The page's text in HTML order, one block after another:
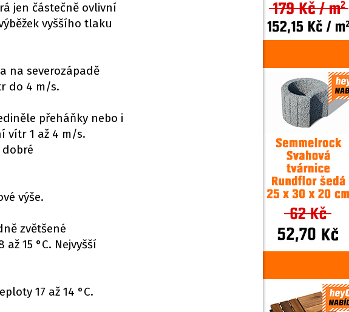
jen částečně ovlivní
vyššího tlaku
na severozápadě
do 4 m/s.
přeháňky nebo i
vítr 1 až 4 m/s.
výše.
zvětšené
15 °C. Nejvyšší
17 až 14 °C.